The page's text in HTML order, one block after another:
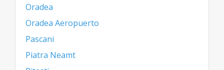
Oradea
Oradea Aeropuerto
Pascani
Piatra Neamt